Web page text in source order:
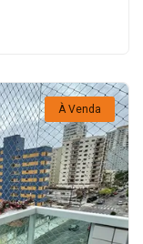
À Venda